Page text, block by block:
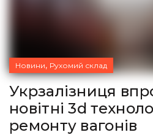
Новини, Рухомий склад
Укрзалізниця
новітні 3d
ремонту вагонів